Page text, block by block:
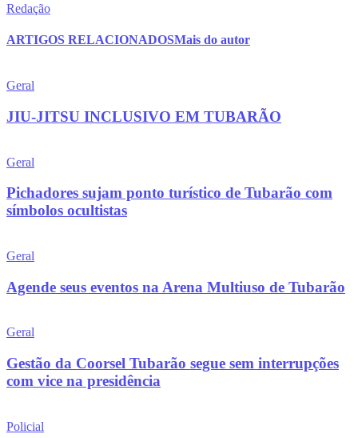
Redação
ARTIGOS RELACIONADOSMais do autor
Geral
JIU-JITSU INCLUSIVO EM TUBARÃO
Geral
Pichadores sujam ponto turístico de Tubarão com
símbolos ocultistas
Geral
Agende seus eventos na Arena Multiuso de Tubarão
Geral
Gestão da Coorsel Tubarão segue sem interrupções
com vice na presidência
Policial